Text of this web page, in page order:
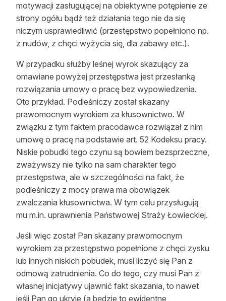
motywacji zasługującej na obiektywne potępienie ze
strony ogółu bądź też działania tego nie da się
niczym usprawiedliwić (przestępstwo popełniono np.
z nudów, z chęci wyżycia się, dla zabawy etc.).
W przypadku służby leśnej wyrok skazujący za
omawiane powyżej przestępstwa jest przesłanką
rozwiązania umowy o pracę bez wypowiedzenia.
Oto przykład. Podleśniczy został skazany
prawomocnym wyrokiem za kłusownictwo. W
związku z tym faktem pracodawca rozwiązał z nim
umowę o pracę na podstawie art. 52 Kodeksu pracy.
Niskie pobudki tego czynu są bowiem bezsprzeczne,
zważywszy nie tylko na sam charakter tego
przestępstwa, ale w szczególności na fakt, że
podleśniczy z mocy prawa ma obowiązek
zwalczania kłusownictwa. W tym celu przysługują
mu m.in. uprawnienia Państwowej Straży Łowieckiej.
Jeśli więc został Pan skazany prawomocnym
wyrokiem za przestępstwo popełnione z chęci zysku
lub innych niskich pobudek, musi liczyć się Pan z
odmową zatrudnienia. Co do tego, czy musi Pan z
własnej inicjatywy ujawnić fakt skazania, to nawet
jeśli Pan go ukryje (a będzie to ewidentne